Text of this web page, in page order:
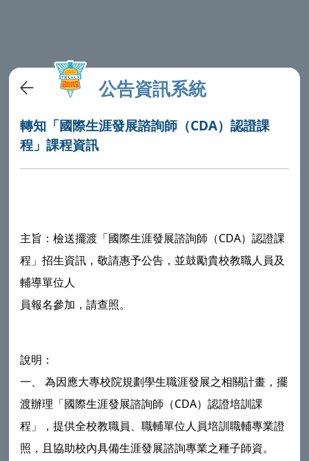
公告資訊系統
轉知「國際生涯發展諮詢師（CDA）認證課
程」課程資訊
主旨：檢送擺渡「國際生涯發展諮詢師（CDA）認證課
程」招生資訊，敬請惠予公告，並鼓勵貴校教職人員及
輔導單位人
員報名參加，請查照。
說明：
一、 為因應大專校院規劃學生職涯發展之相關計畫，擺
渡辦理「國際生涯發展諮詢師（CDA）認證培訓課
程」，提供全校教職員、職輔單位人員培訓職輔專業證
照，且協助校內具備生涯發展諮詢專業之種子師資。